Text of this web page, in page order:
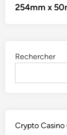
254mm x
Rechercher
Crypto Casino